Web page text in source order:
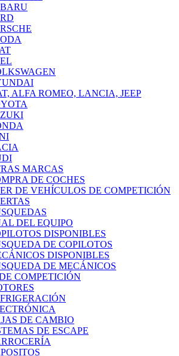
ALFA ROMEO, LANCIA, JEEP
MARCAS
DE COCHES
DE VEHÍCULOS DE COMPETICIÓN
DEL EQUIPO
DISPONIBLES
DE COPILOTOS
DISPONIBLES
DE MECÁNICOS
COMPETICIÓN
DE CAMBIO
DE ESCAPE